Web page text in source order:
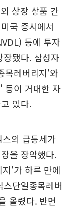
상장 상품 간
국 증시에서
등에 투자
장됐다. 삼성자
목레버리지'와
등이 거대한 자
있다.
의 급등세가
을 장악했다.
'가 하루 만에
단일종목레버
올렸다. 반면